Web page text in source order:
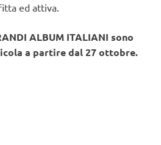
ed attiva.
ALBUM ITALIANI sono
a partire dal 27 ottobre.